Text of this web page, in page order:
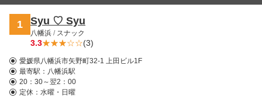
1 Syu ♡ Syu
八幡浜 / スナック
3.3 (3)
愛媛県八幡浜市矢野町32-1 上田ビル1F
最寄駅： 八幡浜駅
20：30～翌2：00
定休：水曜・日曜